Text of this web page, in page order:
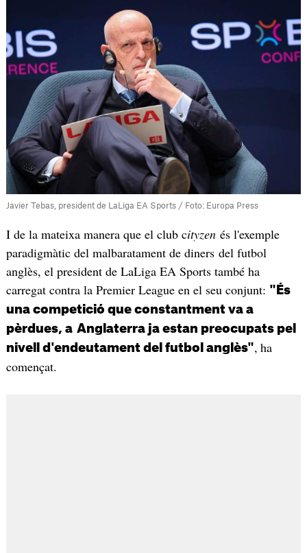
Javier Tebas, president de LaLiga EA Sports / Foto: Europa Press
I de la mateixa manera que el club cityzen és l'exemple
paradigmàtic del malbaratament de diners del futbol
anglès, el president de LaLiga EA Sports també ha
carregat contra la Premier League en el seu conjunt: "És
una competició que constantment va a
pèrdues, a Anglaterra ja estan preocupats pel
nivell d'endeutament del futbol anglès", ha
començat.